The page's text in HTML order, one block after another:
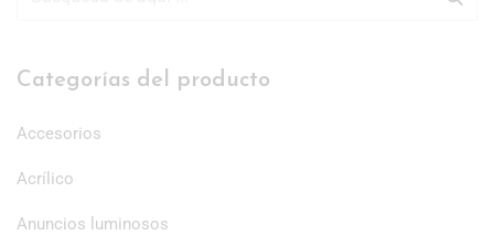
Categorías del producto
Accesorios
Acrílico
Anuncios luminosos